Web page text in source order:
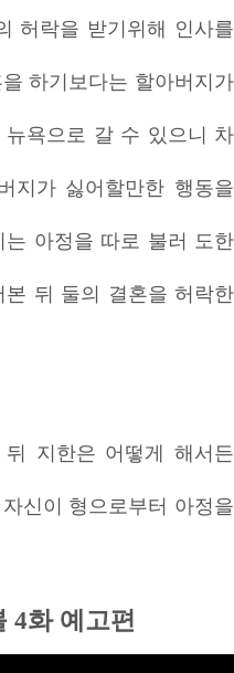
허락을 받기위해 인사를
하기보다는 할아버지가
욕으로 갈 수 있으니 차
지가 싫어할만한 행동을
아정을 따로 불러 도한
뒤 둘의 결혼을 허락한
지한은 어떻게 해서든
신이 형으로부터 아정을
4화 예고편